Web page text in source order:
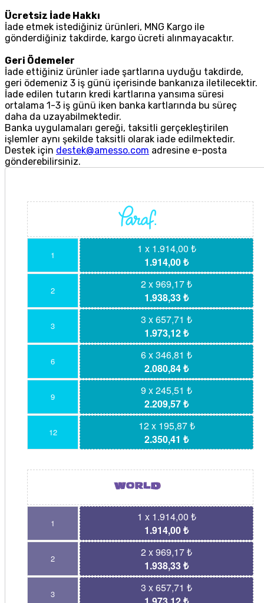
Ücretsiz İade Hakkı
İade etmek istediğiniz ürünleri, MNG Kargo ile
gönderdiğiniz takdirde, kargo ücreti alınmayacaktır.
Geri Ödemeler
İade ettiğiniz ürünler iade şartlarına uyduğu takdirde,
geri ödemeniz 3 iş günü içerisinde bankanıza iletilecektir.
İade edilen tutarın kredi kartlarına yansıma süresi
ortalama 1-3 iş günü iken banka kartlarında bu süreç
daha da uzayabilmektedir.
Banka uygulamaları gereği, taksitli gerçekleştirilen
işlemler aynı şekilde taksitli olarak iade edilmektedir.
Destek için destek@amesso.com adresine e-posta
gönderebilirsiniz.
1
1 x 1.914,00 ₺
1.914,00 ₺
2
2 x 969,17 ₺
1.938,33 ₺
3
3 x 657,71 ₺
1.973,12 ₺
6
6 x 346,81 ₺
2.080,84 ₺
9
9 x 245,51 ₺
2.209,57 ₺
12
12 x 195,87 ₺
2.350,41 ₺
1
1 x 1.914,00 ₺
1.914,00 ₺
2
2 x 969,17 ₺
1.938,33 ₺
3
3 x 657,71 ₺